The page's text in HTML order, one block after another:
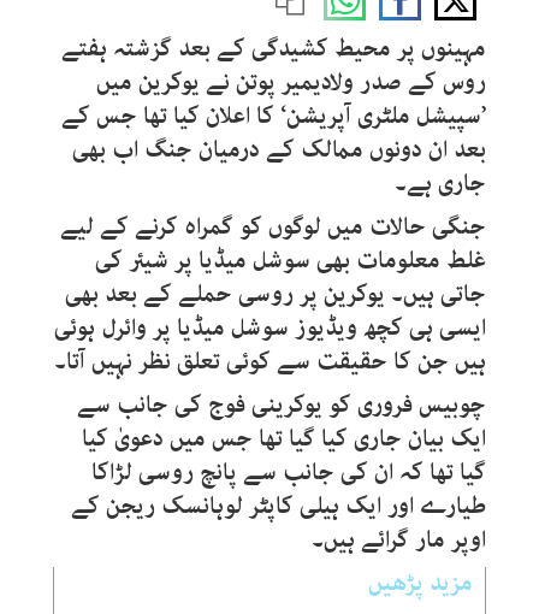
مہینوں پر محیط کشیدگی کے بعد گزشتہ ہفتے
روس کے صدر ولادیمیر پوتن نے یوکرین میں
’سپیشل ملٹری آپریشن‘ کا اعلان کیا تھا جس کے
بعد ان دونوں ممالک کے درمیان جنگ اب بھی
جاری ہے۔
جنگی حالات میں لوگوں کو گمراہ کرنے کے لیے
غلط معلومات بھی سوشل میڈیا پر شیئر کی
جاتی ہیں۔ یوکرین پر روسی حملے کے بعد بھی
ایسی ہی کچھ ویڈیوز سوشل میڈیا پر وائرل ہوئی
ہیں جن کا حقیقت سے کوئی تعلق نظر نہیں آتا۔
چوبیس فروری کو یوکرینی فوج کی جانب سے
ایک بیان جاری کیا گیا تھا جس میں دعویٰ کیا
گیا تھا کہ ان کی جانب سے پانچ روسی لڑاکا
طیارے اور ایک ہیلی کاپٹر لوہانسک ریجن کے
اوپر مار گرائے ہیں۔
مزید پڑھیں